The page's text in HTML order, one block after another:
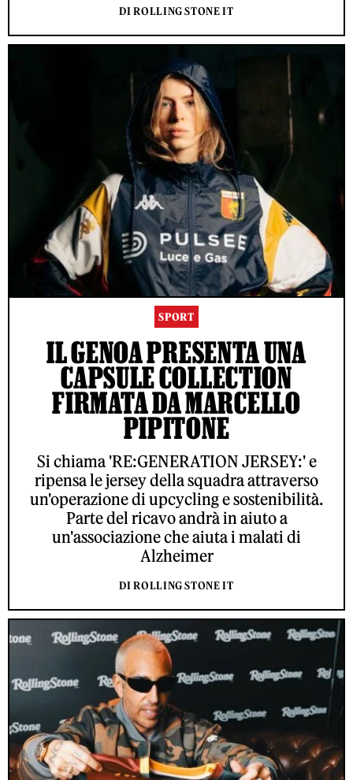
DI ROLLING STONE IT
SPORT
IL GENOA PRESENTA UNA
CAPSULE COLLECTION
FIRMATA DA MARCELLO
PIPITONE
Si chiama 'RE:GENERATION JERSEY:' e
ripensa le jersey della squadra attraverso
un'operazione di upcycling e sostenibilità.
Parte del ricavo andrà in aiuto a
un'associazione che aiuta i malati di
Alzheimer
DI ROLLING STONE IT